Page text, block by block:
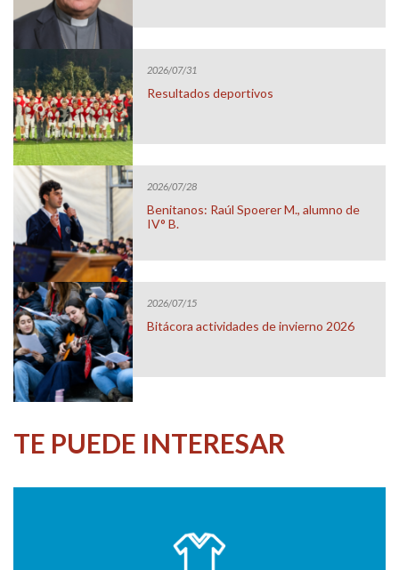
2026/07/31
Resultados deportivos
2026/07/28
Benitanos: Raúl Spoerer M., alumno de
IV° B.
2026/07/15
Bitácora actividades de invierno 2026
TE PUEDE INTERESAR